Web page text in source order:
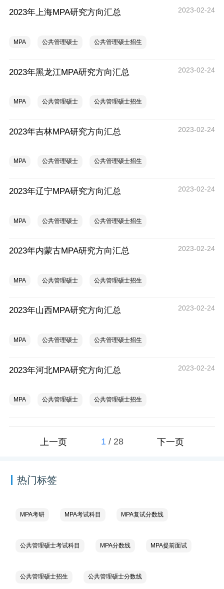
2023年上海MPA研究方向汇总 2023-02-24
MPA 公共管理硕士 公共管理硕士招生
2023年黑龙江MPA研究方向汇总 2023-02-24
MPA 公共管理硕士 公共管理硕士招生
2023年吉林MPA研究方向汇总 2023-02-24
MPA 公共管理硕士 公共管理硕士招生
2023年辽宁MPA研究方向汇总 2023-02-24
MPA 公共管理硕士 公共管理硕士招生
2023年内蒙古MPA研究方向汇总 2023-02-24
MPA 公共管理硕士 公共管理硕士招生
2023年山西MPA研究方向汇总 2023-02-24
MPA 公共管理硕士 公共管理硕士招生
2023年河北MPA研究方向汇总 2023-02-24
MPA 公共管理硕士 公共管理硕士招生
上一页 1 / 28 下一页
热门标签
MPA考研 MPA考试科目 MPA复试分数线
公共管理硕士考试科目 MPA分数线 MPA提前面试
公共管理硕士招生 公共管理硕士分数线